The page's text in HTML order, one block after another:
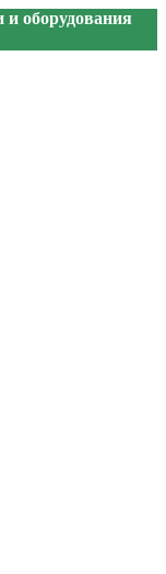
и оборудования